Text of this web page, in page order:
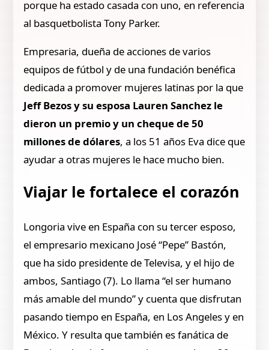
porque ha estado casada con uno, en referencia
al basquetbolista Tony Parker.
Empresaria, dueña de acciones de varios
equipos de fútbol y de una fundación benéfica
dedicada a promover mujeres latinas por la que
Jeff Bezos y su esposa Lauren Sanchez le
dieron un premio y un cheque de 50
millones de dólares, a los 51 años Eva dice que
ayudar a otras mujeres le hace mucho bien.
Viajar le fortalece el corazón
Longoria vive en España con su tercer esposo,
el empresario mexicano José “Pepe” Bastón,
que ha sido presidente de Televisa, y el hijo de
ambos, Santiago (7). Lo llama “el ser humano
más amable del mundo” y cuenta que disfrutan
pasando tiempo en España, en Los Angeles y en
México. Y resulta que también es fanática de